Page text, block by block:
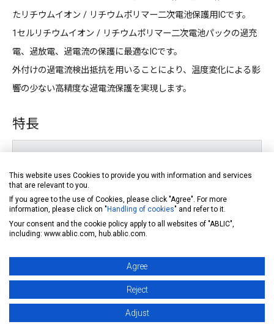
たリチウムイオン / リチウムポリマー二次電池保護用ICです。
1セルリチウムイオン / リチウムポリマー二次電池パックの過充
電、過放電、過電流の保護に最適なICです。
外付けの過電流検出抵抗を用いることにより、温度変化による影
響の少ない高精度な過電流保護を実現します。
特長
過充電検出電圧 : 3.500 V ~ 4.600 V (5 mVステップ) 精度±15
mV
過充電解除電圧 : 3.100 V ~ 4.600 V
過放電検出電圧 : 2.000 V ~ 3.000 V (10 mVステップ) 精度±50
過放電解除電圧 : 2.000 V ~ 3.400 V 精度±100 mV
This website uses Cookies to provide you with information and services
that are relevant to you.
If you agree to the use of Cookies, please click "Agree". For more
information, please click on " Handling of cookies" and refer to it.
Your consent and the cookie policy apply to all websites of "ABLIC",
including: www.ablic.com, hub.ablic.com.
Agree
Reject
Adjust